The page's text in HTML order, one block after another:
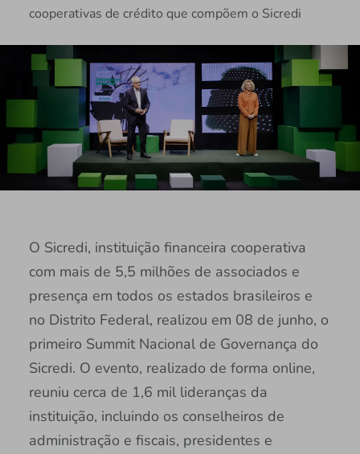
cooperativas de crédito que compõem o Sicredi
O Sicredi, instituição financeira cooperativa
com mais de 5,5 milhões de associados e
presença em todos os estados brasileiros e
no Distrito Federal, realizou em 08 de junho, o
primeiro Summit Nacional de Governança do
Sicredi. O evento, realizado de forma online,
reuniu cerca de 1,6 mil lideranças da
instituição, incluindo os conselheiros de
administração e fiscais, presidentes e